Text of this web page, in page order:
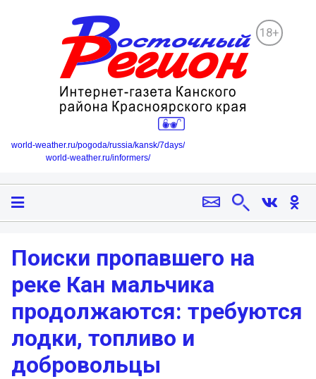
18+
world-weather.ru/pogoda/russia/kansk/7days/
world-weather.ru/informers/
Поиски пропавшего на
реке Кан мальчика
продолжаются: требуются
лодки, топливо и
добровольцы